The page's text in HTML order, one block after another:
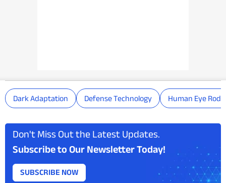
Dark Adaptation Defense Technology Human Eye
Don't Miss Out the Latest Updates.
Subscribe to Our Newsletter Today!
SUBSCRIBE NOW